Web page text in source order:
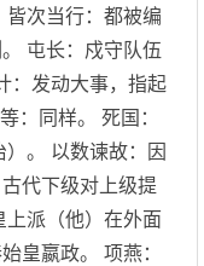
皆次当行：都被编
屯长：戍守队伍
：发动大事，指起
：同样。 死国：
。 以数谏故：因
代下级对上级提
上派（他）在外面
皇嬴政。 项燕：